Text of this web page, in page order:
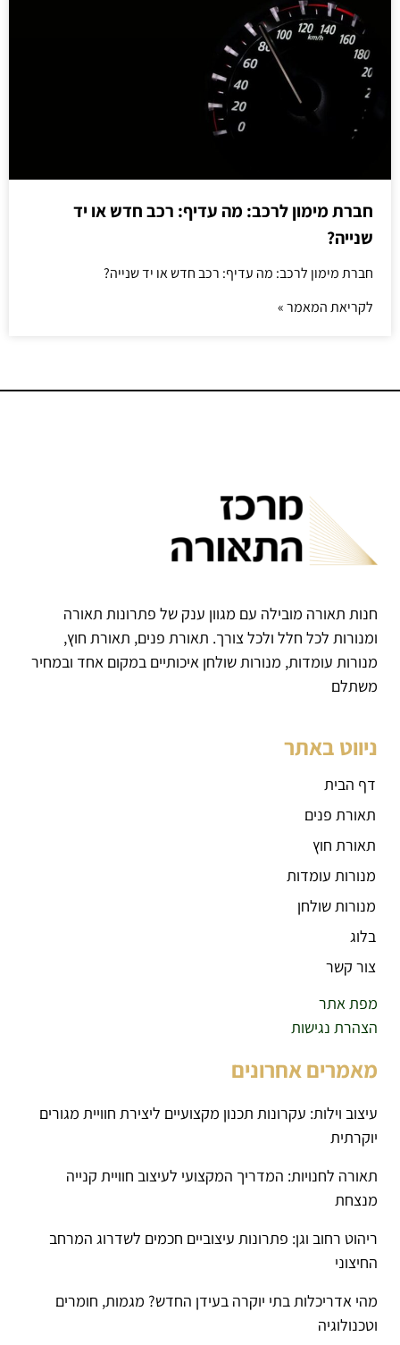
חברת מימון לרכב: מה עדיף: רכב חדש או יד
שנייה?
חברת מימון לרכב: מה עדיף: רכב חדש או יד שנייה?
לקריאת המאמר »
חנות תאורה מובילה עם מגוון ענק של פתרונות תאורה
ומנורות לכל חלל ולכל צורך. תאורת פנים, תאורת חוץ,
מנורות עומדות, מנורות שולחן איכותיים במקום אחד ובמחיר
משתלם
ניווט באתר
דף הבית
תאורת פנים
תאורת חוץ
מנורות עומדות
מנורות שולחן
בלוג
צור קשר
מפת אתר
הצהרת נגישות
מאמרים אחרונים
עיצוב וילות: עקרונות תכנון מקצועיים ליצירת חוויית מגורים
יוקרתית
תאורה לחנויות: המדריך המקצועי לעיצוב חוויית קנייה
מנצחת
ריהוט רחוב וגן: פתרונות עיצוביים חכמים לשדרוג המרחב
החיצוני
מהי אדריכלות בתי יוקרה בעידן החדש? מגמות, חומרים
וטכנולוגיה